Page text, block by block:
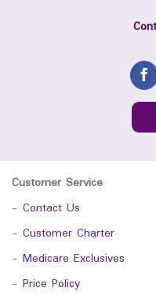
Customer Service
- Contact Us
- Customer Charter
- Medicare Exclusives
- Price Policy